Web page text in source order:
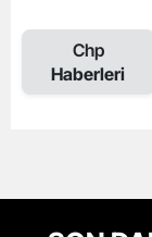
Chp
Haberleri